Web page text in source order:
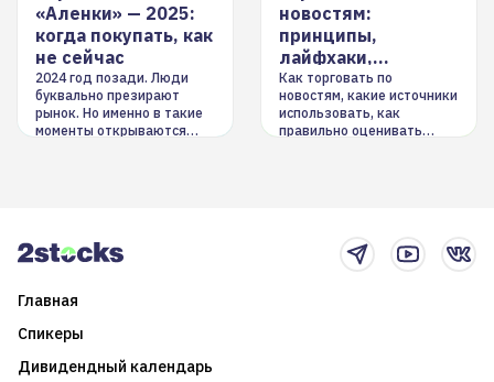
«Аленки» — 2025:
когда покупать, как
не сейчас
2024 год позади. Люди
буквально презирают
рынок. Но именно в такие
моменты открываются
новостям:
принципы,
лайфхаки,
инструменты
Как торговать по
новостям, какие источники
использовать, как
правильно оценивать
Главная
Спикеры
Дивидендный календарь